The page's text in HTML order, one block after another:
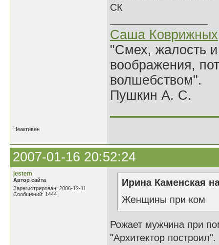
СК
Саша Коврижных
"Смех, жалость
воображения,
волшебством".
Пушкин А. С.
Неактивен
2007-01-16 20:52:24
jestem
Автор сайта
Зарегистрирован: 2006-12-11
Сообщений: 1444
Ирина Каменская
Женщины при ком
Рожает мужчина при
"Архитектор